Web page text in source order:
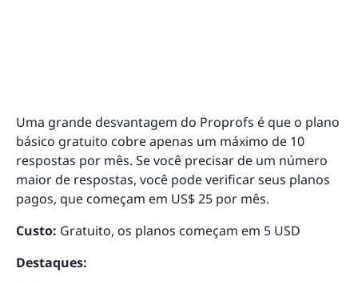
Uma grande desvantagem do Proprofs é que o plano
básico gratuito cobre apenas um máximo de 10
respostas por mês. Se você precisar de um número
maior de respostas, você pode verificar seus planos
pagos, que começam em US$ 25 por mês.
Custo: Gratuito, os planos começam em 5 USD
Destaques: